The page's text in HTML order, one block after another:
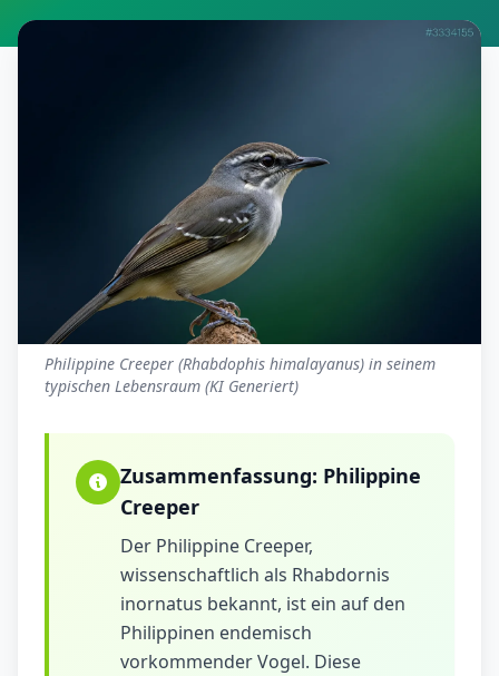
Philippine Creeper (Rhabdophis himalayanus) in seinem
typischen Lebensraum (KI Generiert)
Zusammenfassung: Philippine
Creeper
Der Philippine Creeper,
wissenschaftlich als Rhabdornis
inornatus bekannt, ist ein auf den
Philippinen endemisch
vorkommender Vogel. Diese